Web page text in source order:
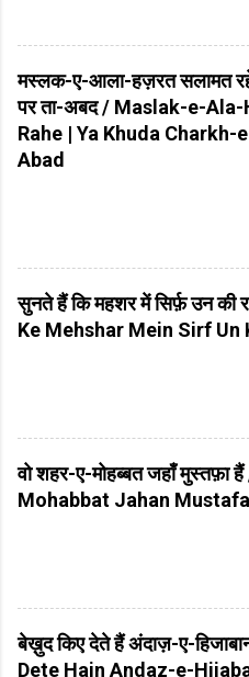
मस्लक-ए-आला-हज़रत सलामत रहे
पर ता-अबद / Maslak-e-
Rahe | Ya Khuda Charkh-
Abad
सुनते हैं कि महशर में सिर्फ़ उन
Ke Mehshar Mein Sirf Un
वो शहर-ए-मोहब्बत जहाँ मुस्तफ़ा
Mohabbat Jahan
बेख़ुद किए देते हैं अंदाज़-ए-
Dete Hain Andaz-e-